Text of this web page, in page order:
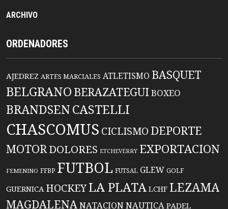
ARCHIVO
ORDENADORES
AJEDREZ ARTES MARCIALES ATLETISMO BASQUET
BELGRANO BERAZATEGUIBOXEO
BRANDSENCASTELLI
CHASCOMUS CICLISMO DEPORTE
MOTORDOLORES ETCHEVERRY EXPORTACION
FEMENINO FFBP FUTBOL FUTSAL GLEW GOLF
GUERNICA HOCKEYLA PLATA LCHF LEZAMA
MAGDALENANATACIONNAUTICA PADEL